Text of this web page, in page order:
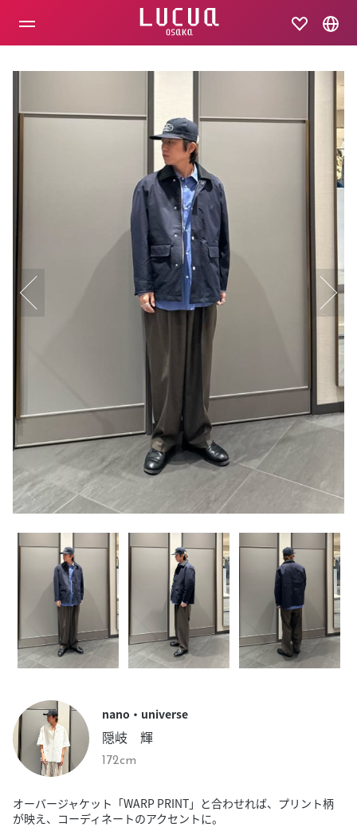
nano・universe
隠岐 輝
172cm
オーバージャケット「WARP PRINT」と合わせれば、プリント柄
が映え、コーディネートのアクセントに。